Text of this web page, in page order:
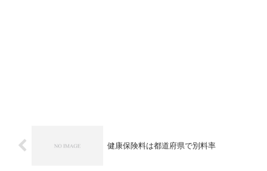
健康保険料は都道府県で別料率